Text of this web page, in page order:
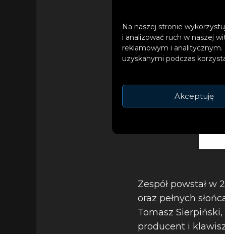
Na naszej stronie
i analizować ruch w naszej
reklamowym i
uzyskanymi podczas
Akceptuję
Zespół powstał
oraz pełnych
Tomasz
producent i